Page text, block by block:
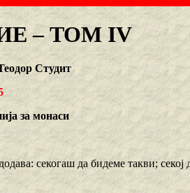
– TOM IV
Студит
за монаси
секогаш да бидеме такви; секој